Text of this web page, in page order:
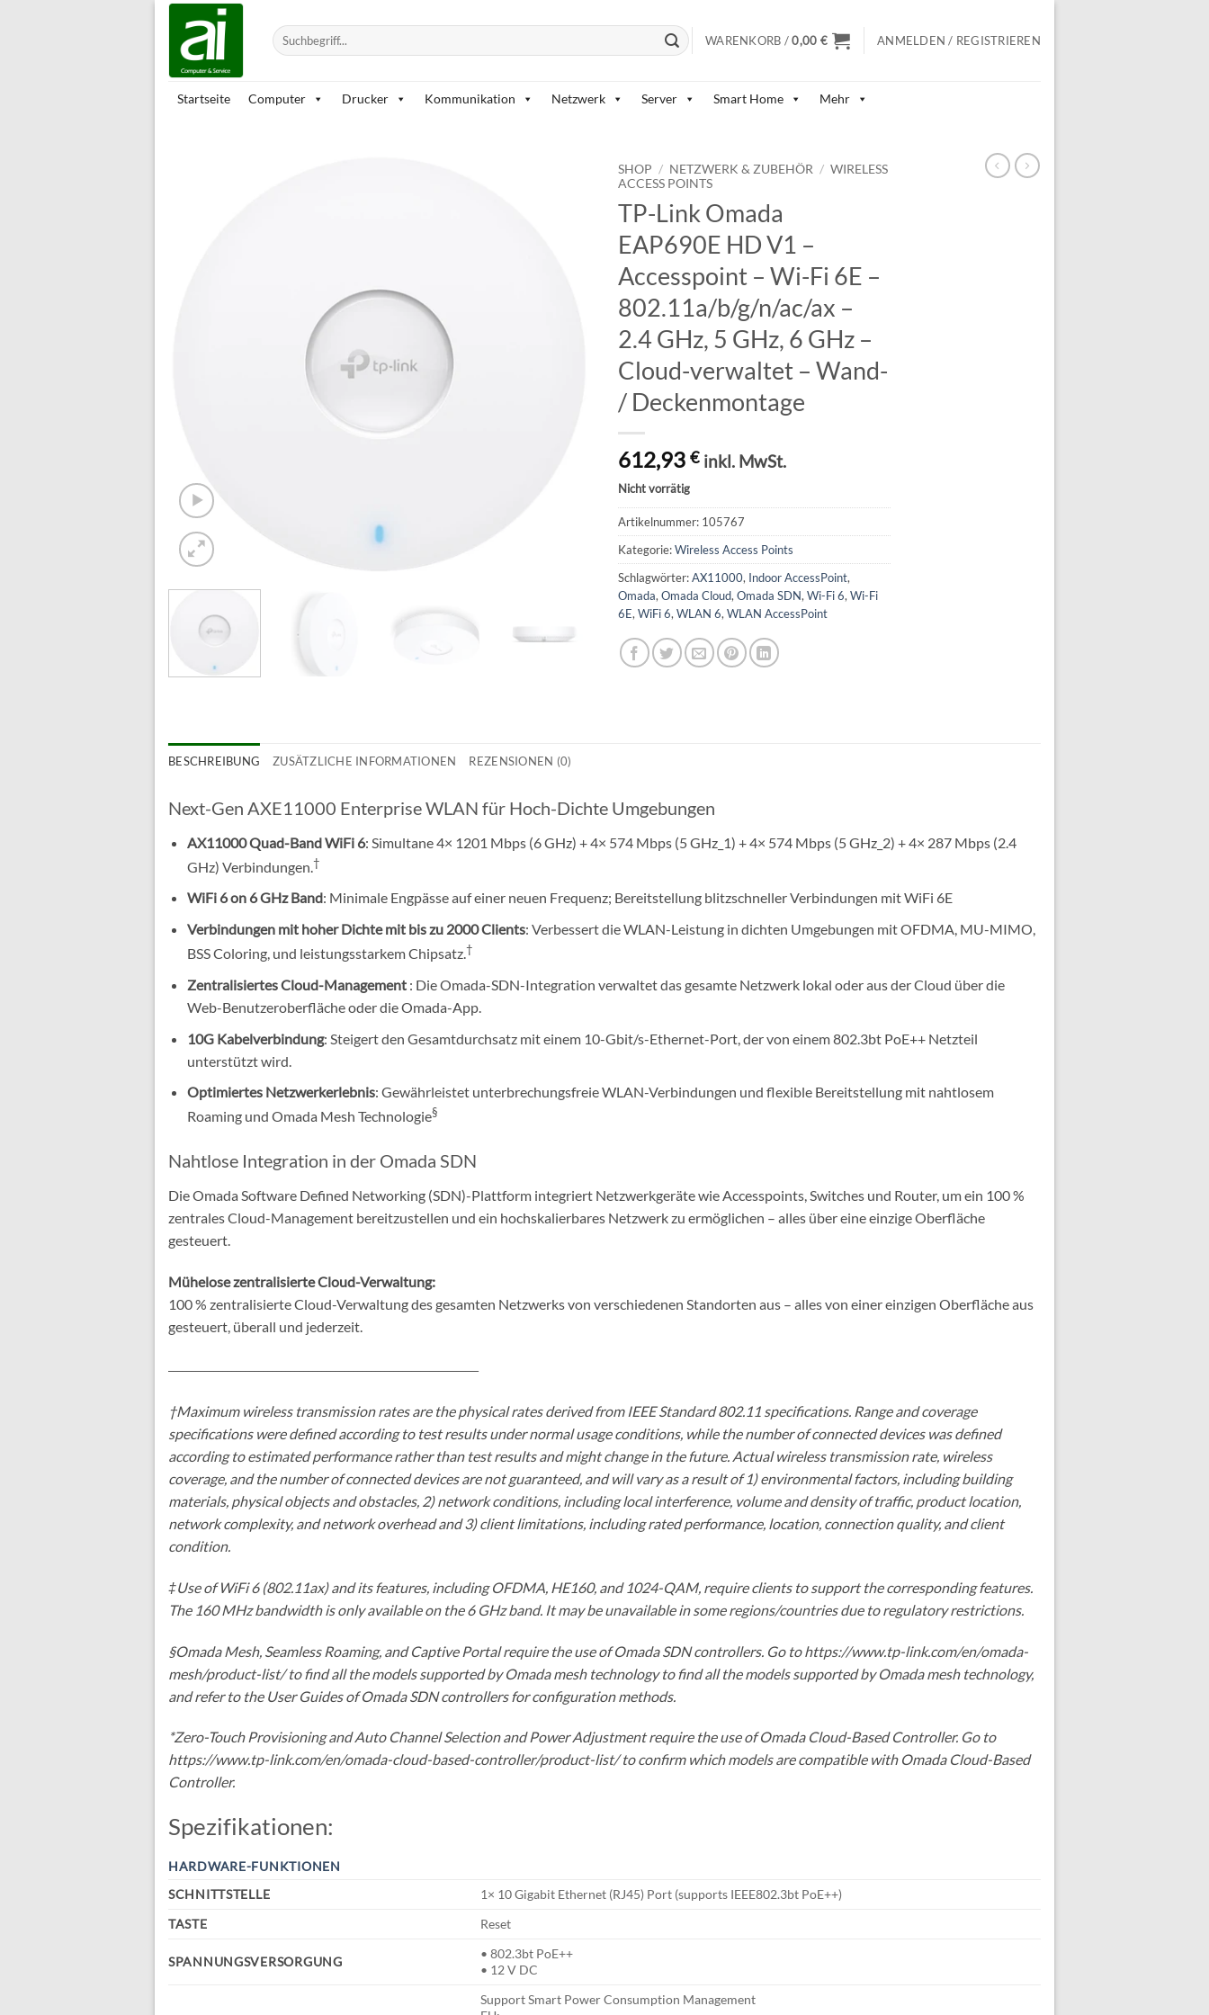
Zum
Inhalt
springen
Suchen
nach:
WARENKORB /0,00 € ANMELDEN / REGISTRIEREN
Startseite Computer Drucker Kommunikation Netzwerk Server Smart Home Mehr
SHOP / NETZWERK & ZUBEHÖR / WIRELESS
ACCESS POINTS
TP-Link Omada
EAP690E HD V1 –
Accesspoint – Wi-Fi 6E –
802.11a/b/g/n/ac/ax –
2.4 GHz, 5 GHz, 6 GHz –
Cloud-verwaltet – Wand-
/ Deckenmontage
612,93 € inkl. MwSt.
Nicht vorrätig
Artikelnummer: 105767
Kategorie:Wireless Access Points
Schlagwörter:AX11000, Indoor AccessPoint,
Omada, Omada Cloud, Omada SDN, Wi-Fi 6, Wi-Fi
6E, WiFi 6, WLAN 6, WLAN AccessPoint
BESCHREIBUNG ZUSÄTZLICHE INFORMATIONEN REZENSIONEN (0)
Next-Gen AXE11000 Enterprise WLAN für Hoch-Dichte Umgebungen
AX11000 Quad-Band WiFi 6: Simultane 4× 1201 Mbps (6 GHz) + 4× 574 Mbps (5 GHz_1) + 4× 574 Mbps (5 GHz_2) + 4× 287 Mbps (2.4
GHz) Verbindungen.†
WiFi 6 on 6 GHz Band: Minimale Engpässe auf einer neuen Frequenz; Bereitstellung blitzschneller Verbindungen mit WiFi 6E
Verbindungen mit hoher Dichte mit bis zu 2000 Clients: Verbessert die WLAN-Leistung in dichten Umgebungen mit OFDMA, MU-MIMO,
BSS Coloring, und leistungsstarkem Chipsatz.†
Zentralisiertes Cloud-Management: Die Omada-SDN-Integration verwaltet das gesamte Netzwerk lokal oder aus der Cloud über die
Web-Benutzeroberfläche oder die Omada-App.
10G Kabelverbindung: Steigert den Gesamtdurchsatz mit einem 10-Gbit/s-Ethernet-Port, der von einem 802.3bt PoE++ Netzteil
unterstützt wird.
Optimiertes Netzwerkerlebnis: Gewährleistet unterbrechungsfreie WLAN-Verbindungen und flexible Bereitstellung mit nahtlosem
Roaming und Omada Mesh Technologie§
Nahtlose Integration in der Omada SDN
Die Omada Software Defined Networking (SDN)-Plattform integriert Netzwerkgeräte wie Accesspoints, Switches und Router, um ein 100 %
zentrales Cloud-Management bereitzustellen und ein hochskalierbares Netzwerk zu ermöglichen – alles über eine einzige Oberfläche
gesteuert.
Mühelose zentralisierte Cloud-Verwaltung:
100 % zentralisierte Cloud-Verwaltung des gesamten Netzwerks von verschiedenen Standorten aus – alles von einer einzigen Oberfläche aus
gesteuert, überall und jederzeit.
†Maximum wireless transmission rates are the physical rates derived from IEEE Standard 802.11 specifications. Range and coverage
specifications were defined according to test results under normal usage conditions, while the number of connected devices was defined
according to estimated performance rather than test results and might change in the future. Actual wireless transmission rate, wireless
coverage, and the number of connected devices are not guaranteed, and will vary as a result of 1) environmental factors, including building
materials, physical objects and obstacles, 2) network conditions, including local interference, volume and density of traffic, product location,
network complexity, and network overhead and 3) client limitations, including rated performance, location, connection quality, and client
condition.
‡Use of WiFi 6 (802.11ax) and its features, including OFDMA, HE160, and 1024-QAM, require clients to support the corresponding features.
The 160 MHz bandwidth is only available on the 6 GHz band. It may be unavailable in some regions/countries due to regulatory restrictions.
§Omada Mesh, Seamless Roaming, and Captive Portal require the use of Omada SDN controllers. Go to https://www.tp-link.com/en/omada-
mesh/product-list/ to find all the models supported by Omada mesh technology to find all the models supported by Omada mesh technology,
and refer to the User Guides of Omada SDN controllers for configuration methods.
*Zero-Touch Provisioning and Auto Channel Selection and Power Adjustment require the use of Omada Cloud-Based Controller. Go to
https://www.tp-link.com/en/omada-cloud-based-controller/product-list/ to confirm which models are compatible with Omada Cloud-Based
Controller.
Spezifikationen:
HARDWARE-FUNKTIONEN
SCHNITTSTELLE
1× 10 Gigabit Ethernet (RJ45) Port (supports IEEE802.3bt PoE++)
TASTE
Reset
SPANNUNGSVERSORGUNG
• 802.3bt PoE++
• 12 V DC
Support Smart Power Consumption Management